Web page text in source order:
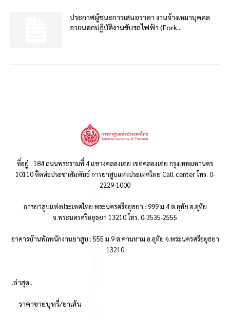
ประกาศผู้ชนะการเสนอราคา งานจ้างเหมาบุคคล
ภายนอกปฏิบัติงานขับรถไฟฟ้า (Fork...
ที่อยู่ : 184 ถนนพระรามที่ 4 แขวงคลองเตย เขตคลองเตย กรุงเทพมหานคร
10110 ติดต่อประชาสัมพันธ์ การยาสูบแห่งประเทศไทย Call center โทร. 0-
2229-1000
การยาสูบแห่งประเทศไทย พระนครศรีอยุธยา : 999 ม.4 ต.อุทัย อ.อุทัย
จ.พระนครศรีอยุธยา 13210 โทร. 0-3535-2555
อาคารบ้านพักพนักงานยาสูบ : 555 ม.9 ต.คานหาม อ.อุทัย จ.พระนครศรีอยุธยา
13210
..ล่าสุด..
ราคาขายบุหรี่/ยาเส้น